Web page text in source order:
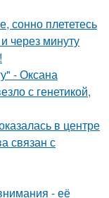
сонно плететесь
через минуту
- Оксана
с генетикой,
в центре
связан с
- её